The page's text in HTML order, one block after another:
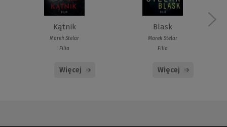
Kątnik
Marek Stelar
Filia
Więcej
Blask
Marek Stelar
Filia
Więcej